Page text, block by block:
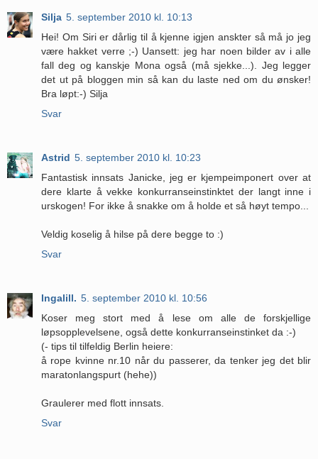
Silja 5. september 2010 kl. 10:13
Hei! Om Siri er dårlig til å kjenne igjen anskter så må jo jeg
være hakket verre ;-) Uansett: jeg har noen bilder av i alle
fall deg og kanskje Mona også (må sjekke...). Jeg legger
det ut på bloggen min så kan du laste ned om du ønsker!
Bra løpt:-) Silja
Svar
Astrid 5. september 2010 kl. 10:23
Fantastisk innsats Janicke, jeg er kjempeimponert over at
dere klarte å vekke konkurranseinstinktet der langt inne i
urskogen! For ikke å snakke om å holde et så høyt tempo...
Veldig koselig å hilse på dere begge to :)
Svar
Ingalill. 5. september 2010 kl. 10:56
Koser meg stort med å lese om alle de forskjellige
løpsopplevelsene, også dette konkurranseinstinket da :-)
(- tips til tilfeldig Berlin heiere:
å rope kvinne nr.10 når du passerer, da tenker jeg det blir
maratonlangspurt (hehe))
Graulerer med flott innsats.
Svar